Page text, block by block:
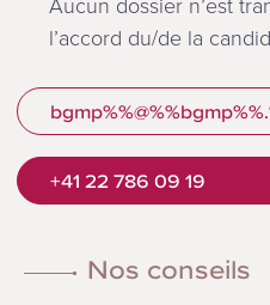
l’accord du/de la
+41 22 786 09 19
Nos conseils